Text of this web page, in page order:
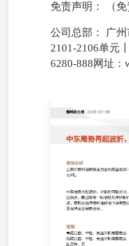
免责声明： （免
公司总部： 广
2101-2106单元
6280-888网址：
市场分析 上期所
油期货主力合约
火，美国对伊朗
息，美国撤销一
至美国东部时间
略 高硫方面：
种：无跨期：无
险、原油价格大
求超预期 图表